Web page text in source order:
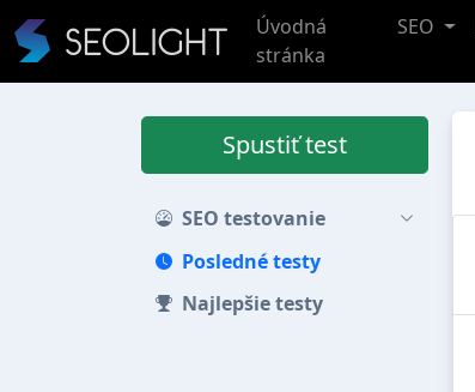
Úvodná
stránka
SEO
Spustiť test
SEO testovanie
Posledné testy
Najlepšie testy